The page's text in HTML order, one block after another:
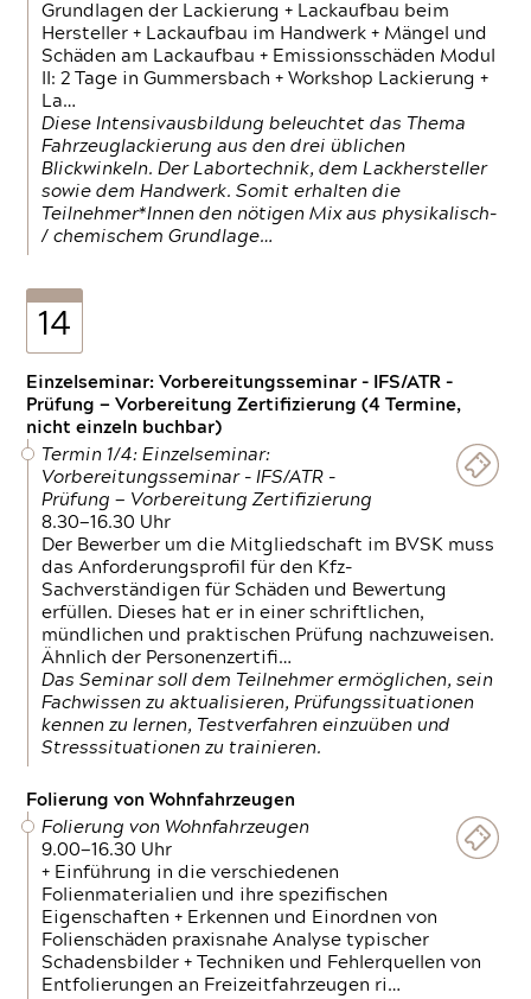
Grundlagen der Lackierung + Lackaufbau beim
Hersteller + Lackaufbau im Handwerk + Mängel und
Schäden am Lackaufbau + Emissionsschäden Modul
II: 2 Tage in Gummersbach + Workshop Lackierung +
La…
Diese Intensivausbildung beleuchtet das Thema
Fahrzeuglackierung aus den drei üblichen
Blickwinkeln. Der Labortechnik, dem Lackhersteller
sowie dem Handwerk. Somit erhalten die
Teilnehmer*Innen den nötigen Mix aus physikalisch-
/ chemischem Grundlage…
14
Einzelseminar: Vorbereitungsseminar - IFS/ATR -
Prüfung — Vorbereitung Zertifizierung (4 Termine,
nicht einzeln buchbar)
Termin 1/4: Einzelseminar:
Vorbereitungsseminar - IFS/ATR -
Prüfung — Vorbereitung Zertifizierung
8.30—16.30 Uhr
Der Bewerber um die Mitgliedschaft im BVSK muss
das Anforderungsprofil für den Kfz-
Sachverständigen für Schäden und Bewertung
erfüllen. Dieses hat er in einer schriftlichen,
mündlichen und praktischen Prüfung nachzuweisen.
Ähnlich der Personenzertifi…
Das Seminar soll dem Teilnehmer ermöglichen, sein
Fachwissen zu aktualisieren, Prüfungssituationen
kennen zu lernen, Testverfahren einzuüben und
Stresssituationen zu trainieren.
Folierung von Wohnfahrzeugen
Folierung von Wohnfahrzeugen
9.00—16.30 Uhr
+ Einführung in die verschiedenen
Folienmaterialien und ihre spezifischen
Eigenschaften + Erkennen und Einordnen von
Folienschäden praxisnahe Analyse typischer
Schadensbilder + Techniken und Fehlerquellen von
Entfolierungen an Freizeitfahrzeugen ri…